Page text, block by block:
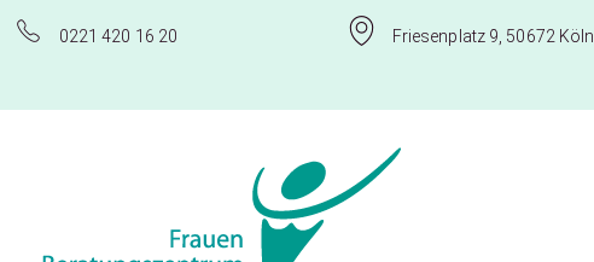
0221 420 16 20 Friesenplatz 9, 50672 Köln